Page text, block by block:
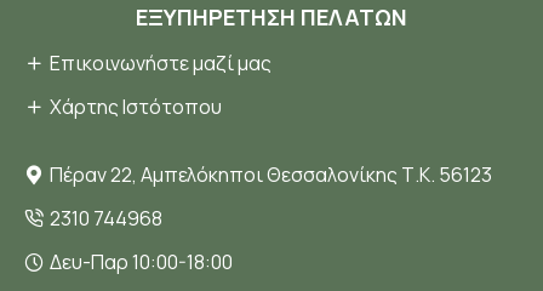
ΕΞΥΠΗΡΈΤΗΣΗ ΠΕΛΑΤΏΝ
Επικοινωνήστε μαζί μας
Χάρτης Ιστότοπου
Πέραν 22, Αμπελόκηποι Θεσσαλονίκης Τ.Κ. 56123
2310 744968
Δευ-Παρ 10:00-18:00